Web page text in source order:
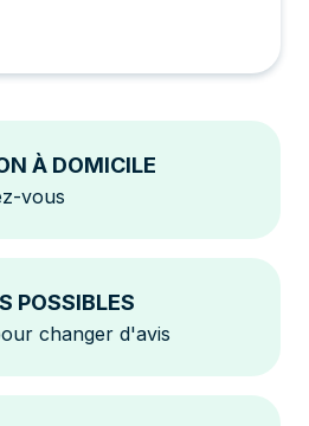
À DOMICILE
vous
POSSIBLES
changer d'avis